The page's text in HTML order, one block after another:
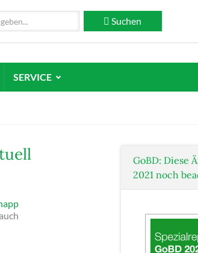
Suchen
SERVICE
GoBD: Diese
2021 noch